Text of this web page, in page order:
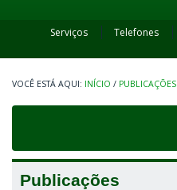
Serviços Telefones
INÍCIO / PUBLICAÇÕES
Publicações